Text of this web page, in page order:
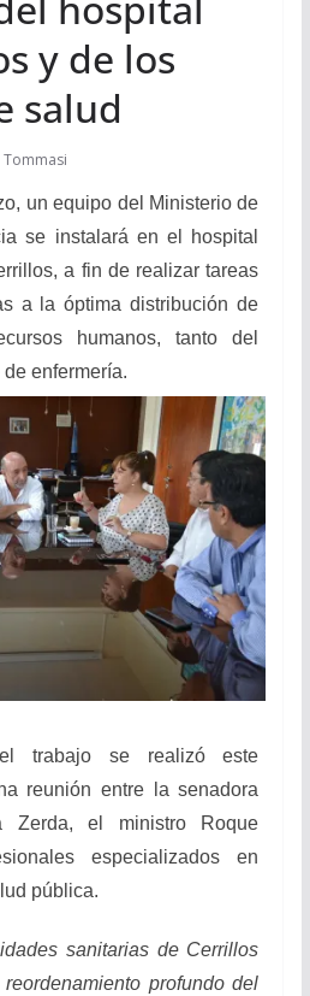
y de los
salud
un equipo del Ministerio de
se instalará en el hospital
a fin de realizar tareas
a la óptima distribución de
humanos, tanto del
enfermería.
trabajo se realizó este
reunión entre la senadora
Zerda, el ministro Roque
especializados en
pública.
sanitarias de Cerrillos
profundo del